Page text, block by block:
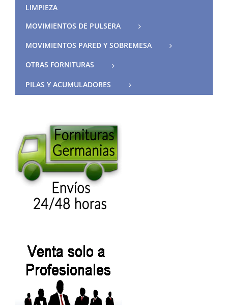
LIMPIEZA
MOVIMIENTOS DE PULSERA
MOVIMIENTOS PARED Y SOBREMESA
OTRAS FORNITURAS
PILAS Y ACUMULADORES